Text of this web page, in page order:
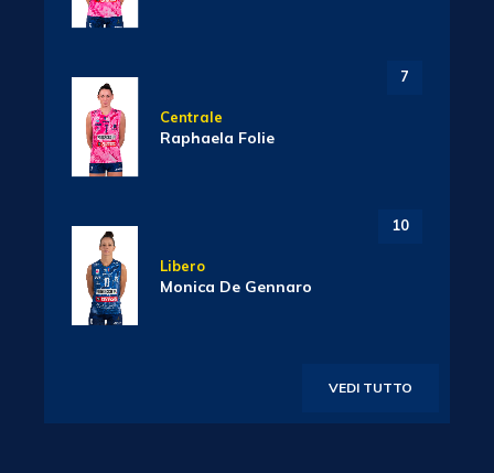
7
Centrale
Raphaela Folie
10
Libero
Monica De Gennaro
VEDI TUTTO